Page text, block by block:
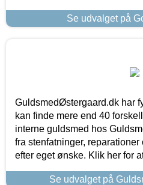
Se udvalget på
GuldsmedØstergaard.dk har
kan finde mere end 40
interne guldsmed hos
fra stenfatninger,
efter eget ønske. Klik her for
Se udvalget på